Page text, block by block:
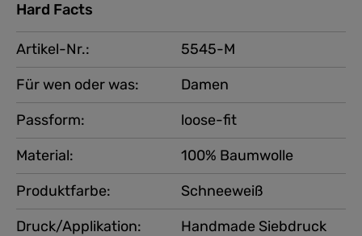
Hard Facts
Artikel-Nr.:
5545-M
Für wen oder was:
Damen
Produktfarbe:
Schneeweiß
Druck/Applikation:
Handmade Siebdruck
Passform:
loose-fit
Material:
100% Baumwolle